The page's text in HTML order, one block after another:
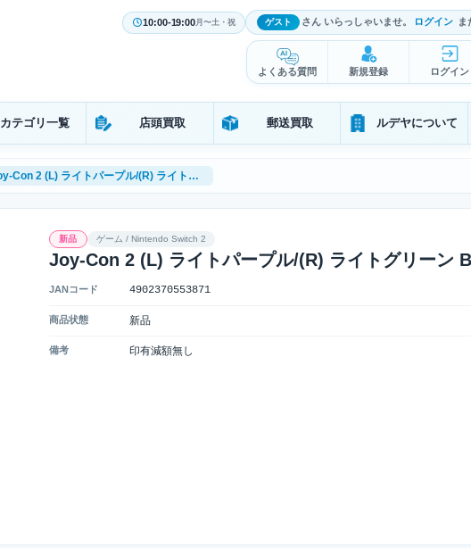
10:00-19:00月〜土・祝 ゲスト さん いらっしゃいませ。 ログイン ま
よくある質問 新規登録 ログイン
カテゴリ一覧 店頭買取 郵送買取 ルデヤについて
Joy-Con 2 (L) ライトパープル/(R) ライトグリーン BEE-A-JABAB
新品 ゲーム / Nintendo Switch 2
Joy-Con 2 (L) ライトパープル/(R) ライトグリーン
JANコード 4902370553871
商品状態 新品
備考 印有減額無し